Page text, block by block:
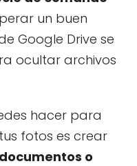
un buen
Google Drive se
ocultar archivos
hacer para
fotos es crear
o